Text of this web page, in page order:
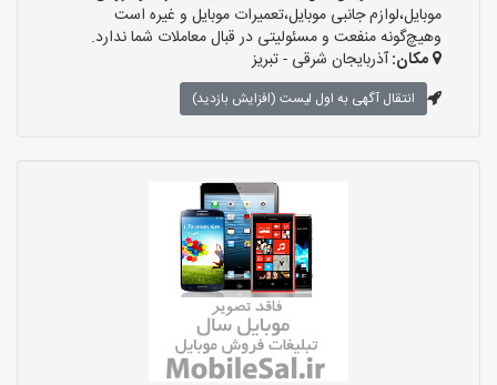
موبایل،لوازم جانبی موبایل،تعمیرات موبایل و غیره است
وهیچ‌گونه منفعت و مسئولیتی در قبال معاملات شما ندارد.
مکان:آذربایجان شرقی - تبریز
انتقال آگهی به اول لیست (افزایش بازدید)